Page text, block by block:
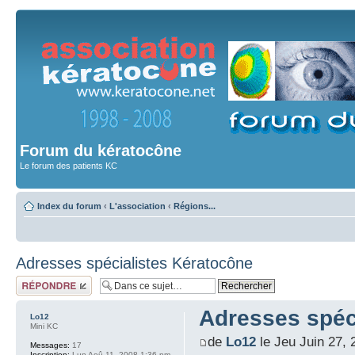
Forum du kératocône
Le forum des patients KC
Index du forum ‹ L'association ‹ Régions...
Adresses spécialistes Kératocône
Répondre
Adresses
de Lo12le Jeu Juin 27,
Lo12
Mini KC
Messages: 17